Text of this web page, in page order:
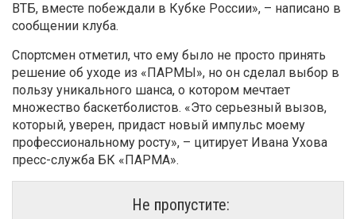
ВТБ, вместе побеждали в Кубке России», – написано в
сообщении клуба.
Спортсмен отметил, что ему было не просто принять
решение об уходе из «ПАРМЫ», но он сделал выбор в
пользу уникального шанса, о котором мечтает
множество баскетболистов. «Это серьезный вызов,
который, уверен, придаст новый импульс моему
профессиональному росту», – цитирует Ивана Ухова
пресс-служба БК «ПАРМА».
Не пропустите: